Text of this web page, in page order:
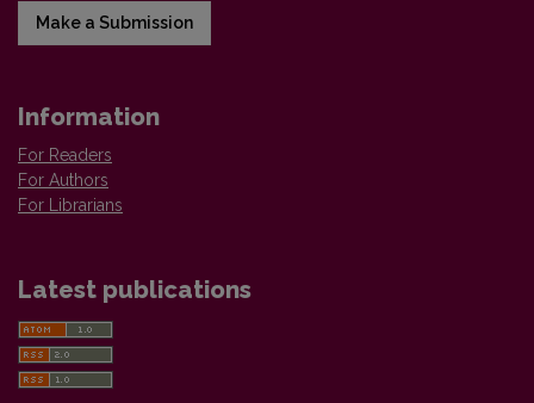
Make a Submission
Information
For Readers
For Authors
For Librarians
Latest publications